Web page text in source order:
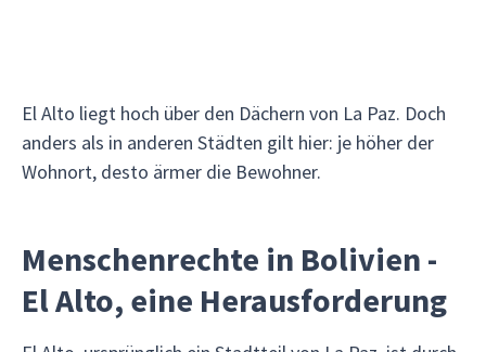
El Alto liegt hoch über den Dächern von La Paz. Doch
anders als in anderen Städten gilt hier: je höher der
Wohnort, desto ärmer die Bewohner.
Menschenrechte in Bolivien -
El Alto, eine Herausforderung